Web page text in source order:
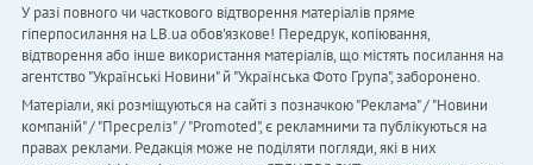
У разі повного чи часткового відтворення матеріалів пряме
гіперпосилання на LB.ua обов'язкове! Передрук, копіювання,
відтворення або інше використання матеріалів, що містять посилання на
агентство "Українськi Новини" й "Українська Фото Група", заборонено.
Матеріали, які розміщуються на сайті з позначкою "Реклама" / "Новини
компаній" / "Пресреліз" / "Promoted", є рекламними та публікуються на
правах реклами. Редакція може не поділяти погляди, які в них